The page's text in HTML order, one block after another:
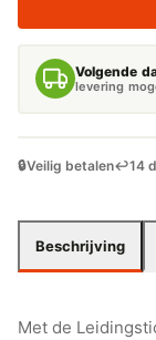
VLOEISTOFFEN)
AANTALVolgende
levering
🔒Veilig betalen↩️14
Beschrijving
Met de